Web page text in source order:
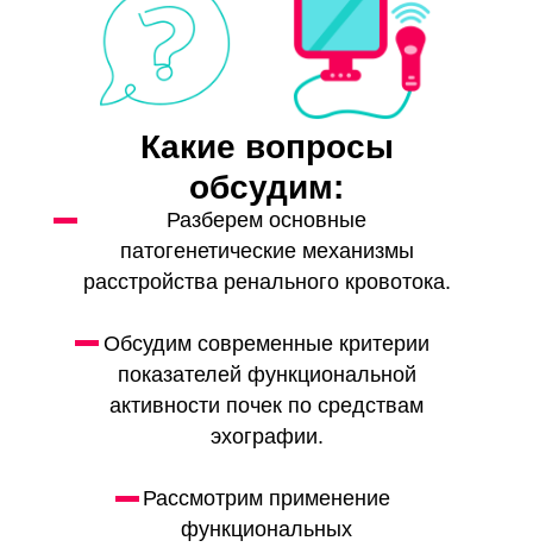
Какие вопросы
обсудим:
Разберем основные
патогенетические механизмы
расстройства ренального кровотока.
Обсудим современные критерии
показателей функциональной
активности почек по средствам
эхографии.
Рассмотрим применение
функциональных